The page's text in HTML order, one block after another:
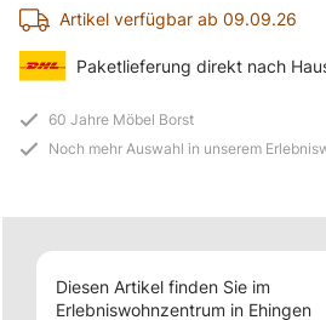
Artikel verfügbar ab 09.09.26
Paketlieferung direkt nach
60 Jahre Möbel Borst
Noch mehr Auswahl in unserem
Diesen Artikel finden Sie im
Erlebniswohnzentrum in Ehingen